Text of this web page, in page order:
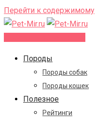
Перейти к содержимому
Породы
Породы собак
Породы кошек
Полезное
Рейтинги